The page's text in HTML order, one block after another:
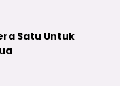
Satu Untuk